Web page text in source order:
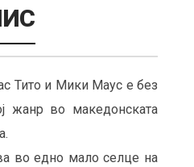
Тито и Мики Маус е без
жанр во македонската
во едно мало селце на